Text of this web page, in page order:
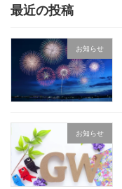
の
ペ
ー
送
り
最近の投稿
お知らせ
お知らせ